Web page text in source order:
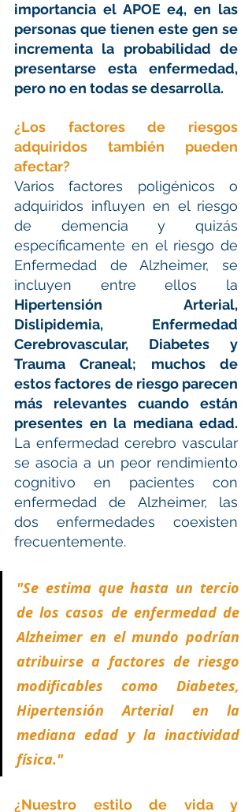
importancia el APOE e4, en las
personas que tienen este gen se
incrementa la probabilidad de
presentarse esta enfermedad,
pero no en todas se desarrolla.
¿Los factores de riesgos
adquiridos también pueden
afectar?
Varios factores poligénicos o
adquiridos influyen en el riesgo
de demencia y quizás
específicamente en el riesgo de
Enfermedad de Alzheimer, se
Hipertensión Arterial,
Dislipidemia, Enfermedad
Cerebrovascular, Diabetes y
Trauma Craneal; muchos de
estos factores de riesgo parecen
más relevantes cuando están
La enfermedad cerebro vascular
se asocia a un peor rendimiento
cognitivo en pacientes con
enfermedad de Alzheimer, las
dos enfermedades coexisten
frecuentemente.
"Se estima que hasta un tercio
de los casos de enfermedad de
Alzheimer en el mundo podrían
atribuirse a factores de riesgo
modificables como Diabetes,
Hipertensión Arterial en la
mediana edad y la inactividad
física."
¿Nuestro estilo de vida y